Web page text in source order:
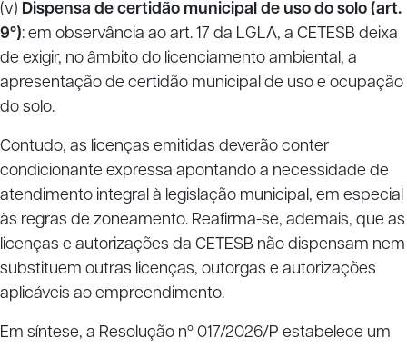
(v) Dispensa de certidão municipal de uso do solo (art.
9º): em observância ao art. 17 da LGLA, a CETESB deixa
de exigir, no âmbito do licenciamento ambiental, a
apresentação de certidão municipal de uso e ocupação
do solo.
Contudo, as licenças emitidas deverão conter
condicionante expressa apontando a necessidade de
atendimento integral à legislação municipal, em especial
às regras de zoneamento. Reafirma-se, ademais, que as
licenças e autorizações da CETESB não dispensam nem
substituem outras licenças, outorgas e autorizações
aplicáveis ao empreendimento.
Em síntese, a Resolução nº 017/2026/P estabelece um